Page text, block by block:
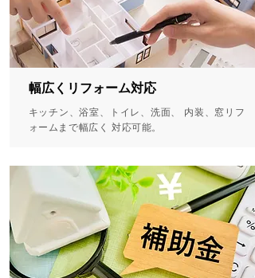
幅広くリフォーム対応
キッチン、浴室、トイレ、洗面、 内装、窓リフ
ォームまで幅広く 対応可能。